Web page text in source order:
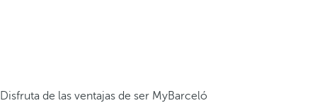
Disfruta de las ventajas de ser MyBarceló